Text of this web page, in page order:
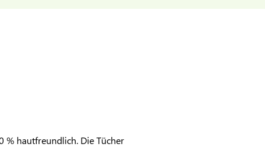
% hautfreundlich. Die Tücher